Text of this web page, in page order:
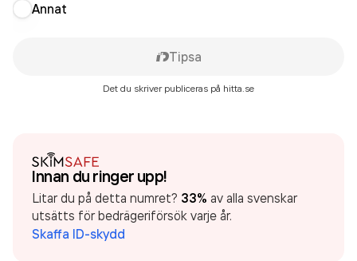
Annat
Tipsa
Det du skriver publiceras på hitta.se
Innan du ringer upp!
Litar du på detta numret? 33% av alla svenskar
utsätts för bedrägeriförsök varje år.
Skaffa ID-skydd